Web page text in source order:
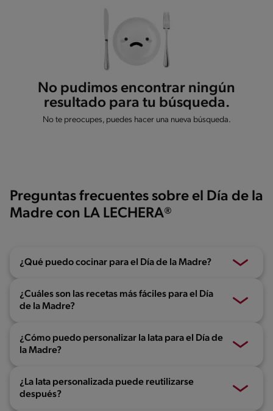
No pudimos encontrar ningún
resultado para tu búsqueda.
No te preocupes, puedes hacer una nueva búsqueda.
Preguntas frecuentes sobre el Día de la
Madre con LA LECHERA®
¿Qué puedo cocinar para el Día de la Madre?
¿Cuáles son las recetas más fáciles para el Día
de la Madre?
¿Cómo puedo personalizar la lata para el Día de
la Madre?
¿La lata personalizada puede reutilizarse
después?